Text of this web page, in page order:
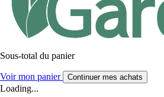
Sous-total du panier
Voir mon panier Continuer mes achats
Loading...